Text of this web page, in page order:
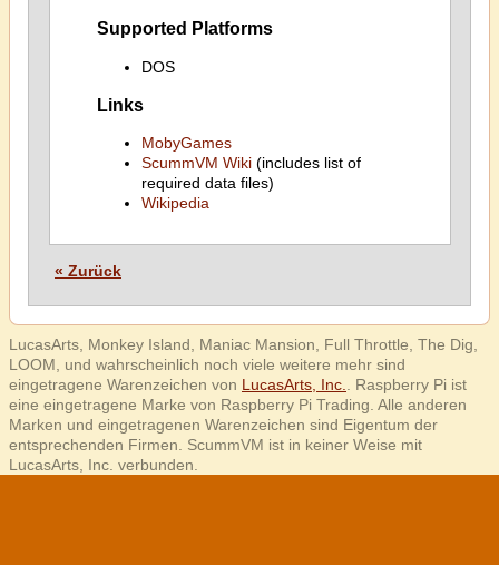
Supported Platforms
DOS
Links
MobyGames
ScummVM Wiki(includes list of
required data files)
Wikipedia
« Zurück
LucasArts, Monkey Island, Maniac Mansion, Full Throttle, The Dig,
LOOM, und wahrscheinlich noch viele weitere mehr sind
eingetragene Warenzeichen von LucasArts, Inc.
. Raspberry Pi ist
eine eingetragene Marke von Raspberry Pi Trading. Alle anderen
Marken und eingetragenen Warenzeichen sind Eigentum der
entsprechenden Firmen. ScummVM ist in keiner Weise mit
LucasArts, Inc. verbunden.